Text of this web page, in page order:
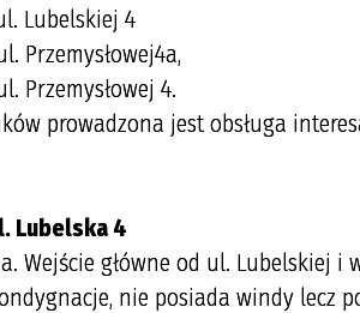
Lubelskiej 4
Przemysłowej4a,
Przemysłowej 4.
prowadzona jest obsługa
Lubelska 4
Wejście główne od ul. Lubelskiej i
nie posiada windy lecz